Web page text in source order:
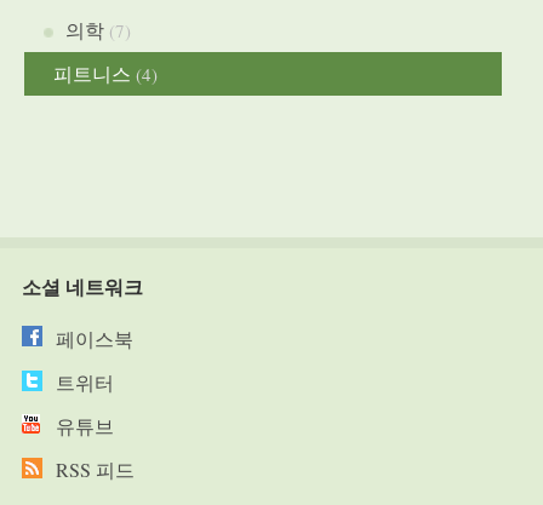
의학(7)
피트니스 (4)
소셜 네트워크
페이스북
트위터
유튜브
RSS 피드